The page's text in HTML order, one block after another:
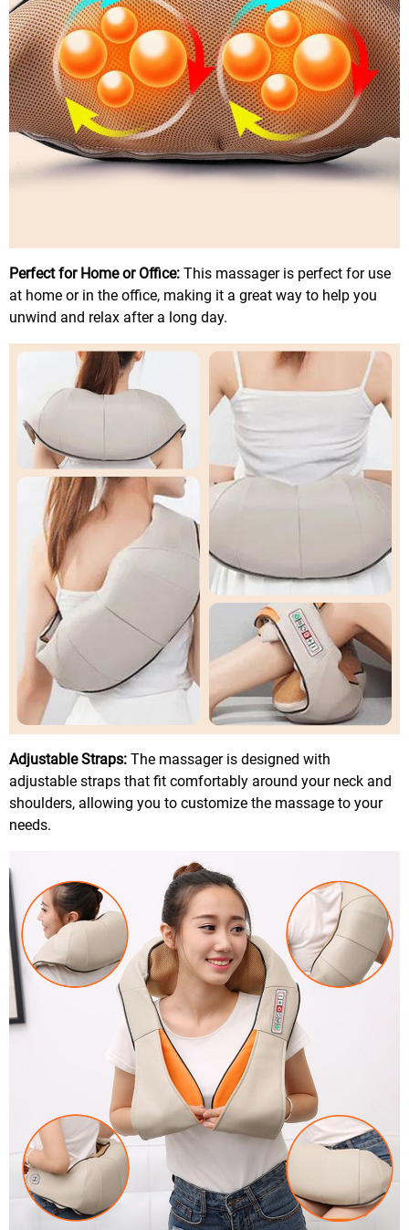
Perfect for Home or Office: This massager is perfect for use
at home or in the office, making it a great way to help you
unwind and relax after a long day.
Adjustable Straps: The massager is designed with
adjustable straps that fit comfortably around your neck and
shoulders, allowing you to customize the massage to your
needs.